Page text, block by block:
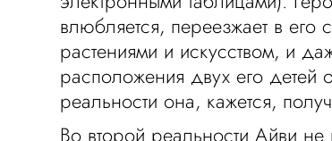
влюбляется, переезжает в его
растениями и искусством, и
расположения двух его детей
реальности она, кажется,
Во второй реальности Айви